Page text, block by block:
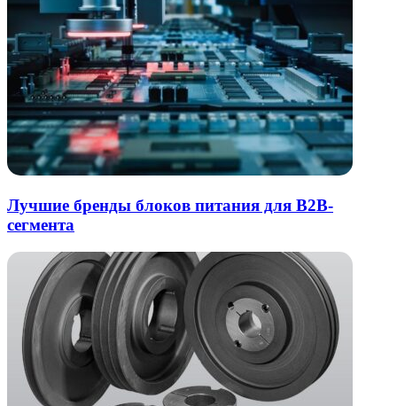
Лучшие бренды блоков питания для B2B-
сегмента